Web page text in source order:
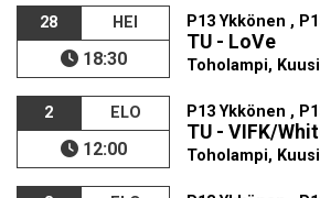
28 HEI
18:30
P13 Ykkönen ,
TU - LoVe
Toholampi,
2 ELO
12:00
P13 Ykkönen ,
TU - VIFK/
Toholampi,